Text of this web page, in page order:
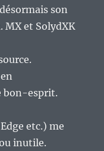
son
MX et SolydXK
bon-esprit.
etc.) me
inutile.